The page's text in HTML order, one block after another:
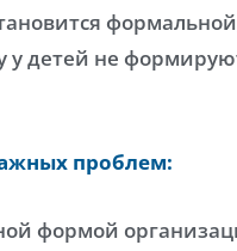
у детей не
проблем:
формой